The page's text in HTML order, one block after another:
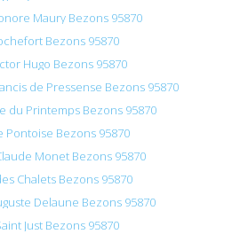
Maury Bezons 95870
Bezons 95870
Hugo Bezons 95870
de Pressense Bezons 95870
du Printemps Bezons 95870
Pontoise Bezons 95870
Monet Bezons 95870
Chalets Bezons 95870
Delaune Bezons 95870
Just Bezons 95870